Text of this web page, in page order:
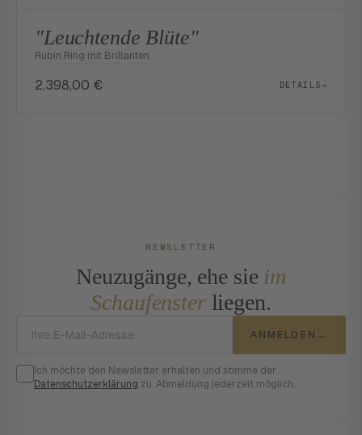
"Leuchtende Blüte"
Rubin Ring mit Brillanten
2.398,00 € DETAILS→
NEWSLETTER
Neuzugänge, ehe sie im
Schaufensterliegen.
ANMELDEN →
Ich möchte den Newsletter erhalten und stimme der
Datenschutzerklärung zu. Abmeldung jederzeit möglich.